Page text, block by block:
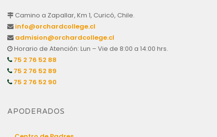
Camino a Zapallar, Km 1, Curicó, Chile.
info@orchardcollege.cl
admision@orchardcollege.cl
Horario de Atención: Lun – Vie de 8:00 a 14:00 hrs.
75 2 76 52 88
75 2 76 52 89
75 2 76 52 90
APODERADOS